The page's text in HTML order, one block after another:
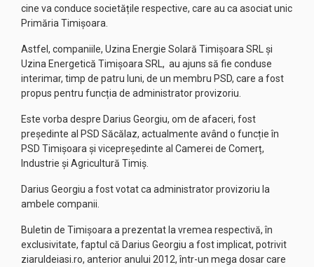
cine va conduce societățile respective, care au ca asociat unic
Primăria Timișoara.
Astfel, companiile, Uzina Energie Solară Timișoara SRL și
Uzina Energetică Timișoara SRL, au ajuns să fie conduse
interimar, timp de patru luni, de un membru PSD, care a fost
propus pentru funcția de administrator provizoriu.
Este vorba despre Darius Georgiu, om de afaceri, fost
președinte al PSD Săcălaz, actualmente având o funcție în
PSD Timișoara și vicepreședinte al Camerei de Comerț,
Industrie și Agricultură Timiș.
Darius Georgiu a fost votat ca administrator provizoriu la
ambele companii.
Buletin de Timișoara a prezentat la vremea respectivă, în
exclusivitate, faptul că Darius Georgiu a fost implicat, potrivit
ziaruldeiasi.ro, anterior anului 2012, într-un mega dosar care